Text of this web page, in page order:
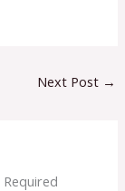
Next Post →
Required